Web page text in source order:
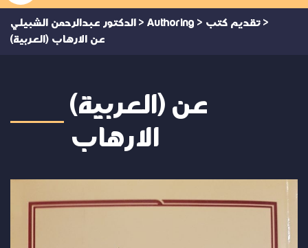
الدكتور عبدالرحمن الشبيلي > Authoring > تقديم كتب >
(العربية) عن الارهاب
(العربية) عن
الارهاب